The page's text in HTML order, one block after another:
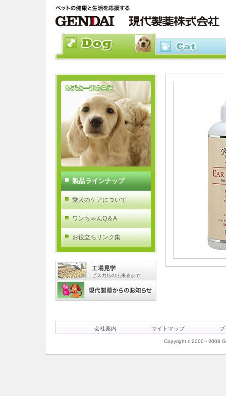
製品ラインナップ
愛犬のケアについて
ワンちゃんQ＆A
お役立ちリンク集
会社案内 サイトマップ
Copyright c 2000 - 2008